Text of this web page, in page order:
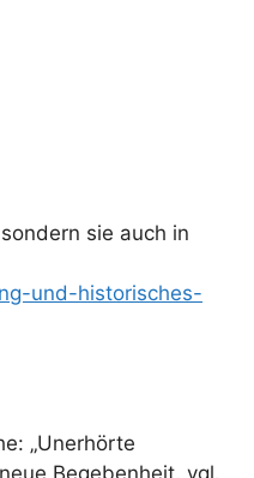
sie auch in
und-historisches-
„Unerhörte
Begebenheit, vgl.